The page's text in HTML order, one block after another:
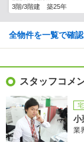
3階/3階建 築25年
全物件を一覧で確
スタッフコメ
小
業